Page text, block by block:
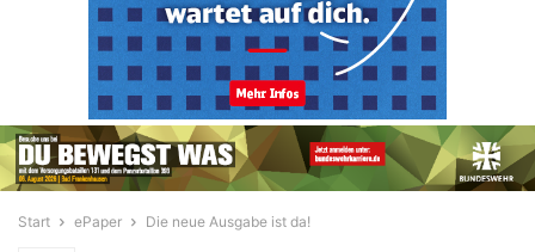
Start ePaper Die neue Ausgabe ist da!